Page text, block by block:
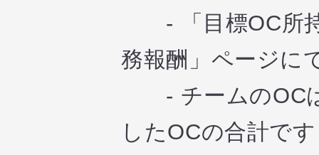
- 「目標OC所持
務報酬」ページに
- チームのOCは
したOCの合計です